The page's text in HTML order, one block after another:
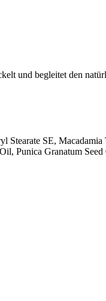
und begleitet den
Stearate SE,
Punica Granatum